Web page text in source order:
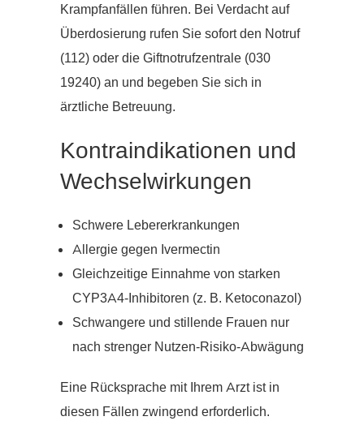
Krampfanfällen führen. Bei Verdacht auf
Überdosierung rufen Sie sofort den Notruf
(112) oder die Giftnotrufzentrale (030
19240) an und begeben Sie sich in
ärztliche Betreuung.
Kontraindikationen und
Wechselwirkungen
Schwere Lebererkrankungen
Allergie gegen Ivermectin
Gleichzeitige Einnahme von starken
CYP3A4-Inhibitoren (z. B. Ketoconazol)
Schwangere und stillende Frauen nur
nach strenger Nutzen-Risiko-Abwägung
Eine Rücksprache mit Ihrem Arzt ist in
diesen Fällen zwingend erforderlich.